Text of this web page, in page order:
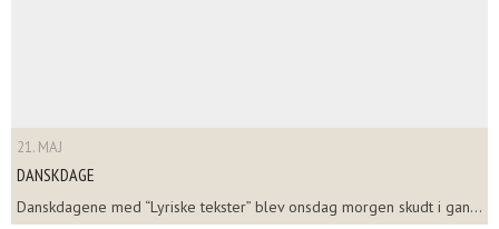
21. MAJ
DANSKDAGE
Danskdagene med “Lyriske tekster” blev onsdag morgen skudt i gan...